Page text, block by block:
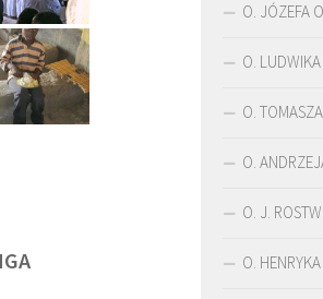
O. JÓZEFA
O.
O.
O.
O. J.
O.